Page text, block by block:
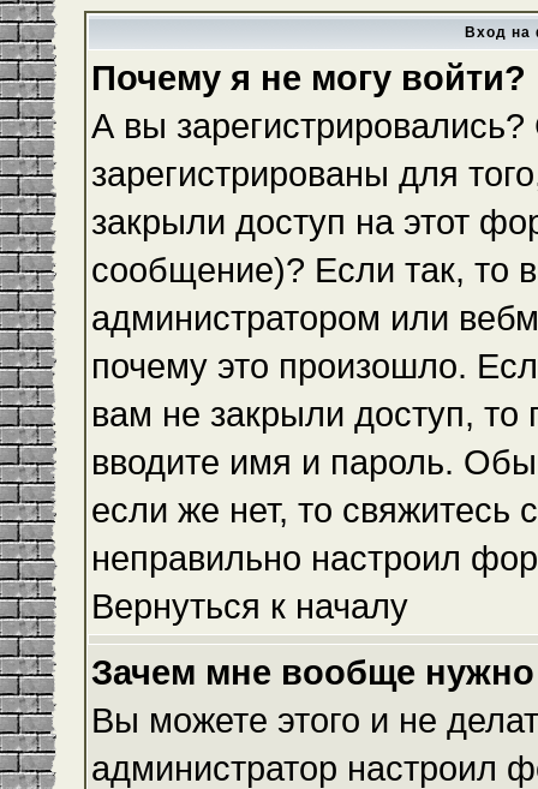
Вход на
Почему я не могу войти?
А вы
зарегистрированы для
закрыли доступ на этот
сообщение)? Если так, то
администратором или
почему это произошло.
вам не закрыли доступ,
вводите имя и пароль.
если же нет, то свяжитесь
неправильно настроил
Вернуться к началу
Зачем мне вообще нужно
Вы можете этого и не
администратор настроил